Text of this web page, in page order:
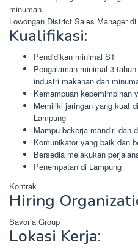
minuman.
Lowongan District Sales Manager
Kualifikasi:
Pendidikan minimal S1
Pengalaman minimal 3
industri makanan dan
Kemampuan kepemimpinan
Memiliki jaringan yang kuat
Lampung
Mampu bekerja mandiri dan
Komunikator yang baik dan
Bersedia melakukan
Penempatan di Lampung
Kontrak
Hiring
Savoria Group
Lokasi Kerja: